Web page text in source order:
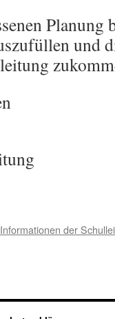
Planung
und
Informationen der